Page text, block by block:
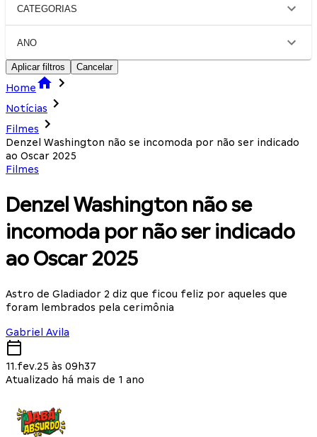
CATEGORIAS
ANO
Aplicar filtros Cancelar
Home
Notícias
Filmes
Denzel Washington não se incomoda por não ser indicado
ao Oscar 2025
Filmes
Denzel Washington não se
incomoda por não ser indicado
ao Oscar 2025
Astro de Gladiador 2 diz que ficou feliz por aqueles que
foram lembrados pela cerimônia
Gabriel Avila
11.fev.25 às 09h37
Atualizado há mais de 1 ano